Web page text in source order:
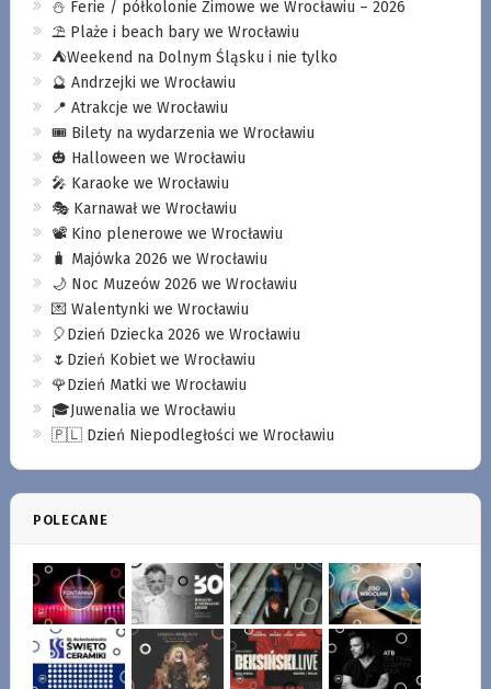
⛄️ Ferie / półkolonie Zimowe we Wrocławiu – 2026
⛱️ Plaże i beach bary we Wrocławiu
⛺️Weekend na Dolnym Śląsku i nie tylko
🔮 Andrzejki we Wrocławiu
📍 Atrakcje we Wrocławiu
🎟️ Bilety na wydarzenia we Wrocławiu
🎃 Halloween we Wrocławiu
🎤 Karaoke we Wrocławiu
🎭 Karnawał we Wrocławiu
📽️ Kino plenerowe we Wrocławiu
🧳 Majówka 2026 we Wrocławiu
🌙 Noc Muzeów 2026 we Wrocławiu
💌 Walentynki we Wrocławiu
🎈Dzień Dziecka 2026 we Wrocławiu
🌷Dzień Kobiet we Wrocławiu
🌹Dzień Matki we Wrocławiu
🎓Juwenalia we Wrocławiu
🇵🇱 Dzień Niepodległości we Wrocławiu
POLECANE